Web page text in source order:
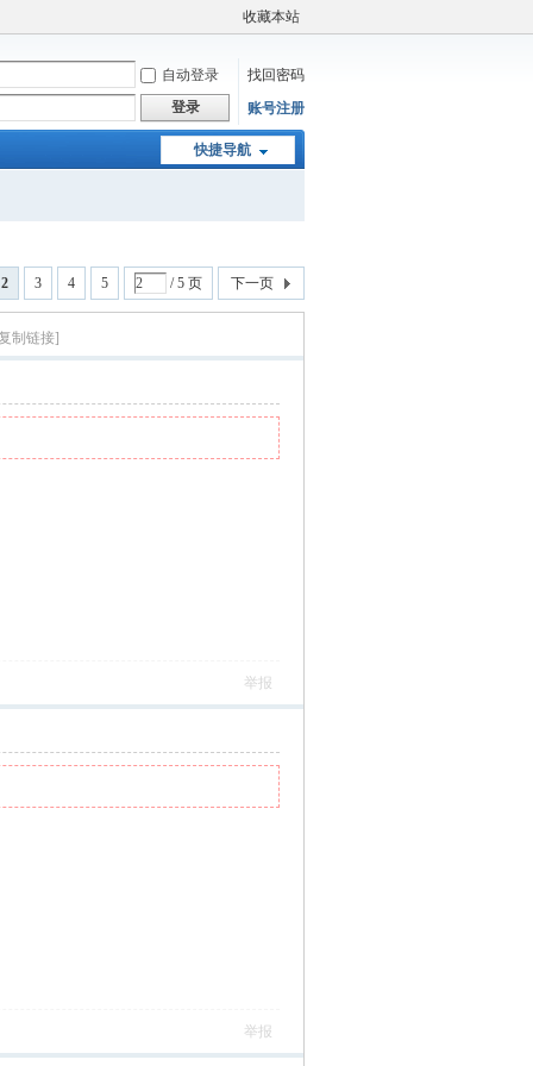
收藏本站
自动登录
找回密码
登录
账号注册
快捷导航
2 3 4 5 / 5 页 下一页
制链接]
举报
举报